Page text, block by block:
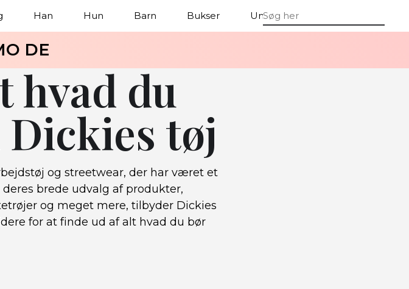
Han Hun Barn Bukser Undertøj
DE
hvad du
tøj
og streetwear, der har været et
brede udvalg af produkter,
og meget mere, tilbyder Dickies
for at finde ud af alt hvad du bør